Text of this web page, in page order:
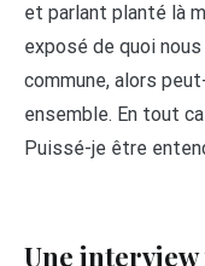
et parlant planté là
exposé de quoi
commune, alors
ensemble. En tout
Puissé-je être
Une